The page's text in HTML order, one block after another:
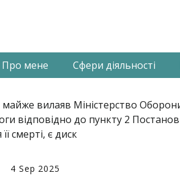
Про мене Сфери діяльності
4 Sep 2025